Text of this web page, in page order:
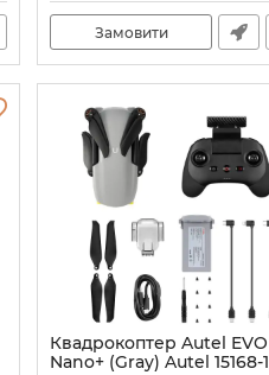
Замовити
Квадрокоптер Autel EVO
Nano+ (Gray) Autel 15168-1